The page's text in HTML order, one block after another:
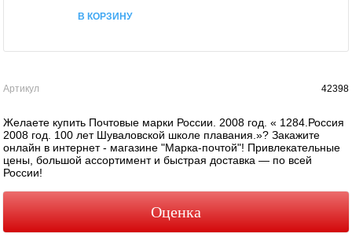
В КОРЗИНУ
Артикул 42398
Желаете купить Почтовые марки России. 2008 год. « 1284.Россия
2008 год. 100 лет Шуваловской школе плавания.»? Закажите
онлайн в интернет - магазине "Марка-почтой"! Привлекательные
цены, большой ассортимент и быстрая доставка — по всей
России!
Оценка